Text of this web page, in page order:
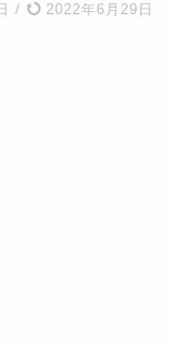
/ 2022年6月29日